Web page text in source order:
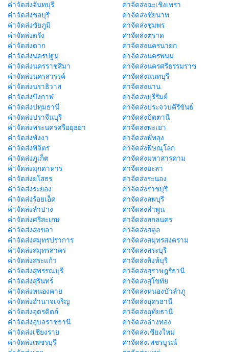
ค่าจัดส่งจันทบุรี
ค่าจัดส่งฉะเชิงเทรา
ค่าจัดส่งชลบุรี
ค่าจัดส่งชัยนาท
ค่าจัดส่งชัยภูมิ
ค่าจัดส่งชุมพร
ค่าจัดส่งตรัง
ค่าจัดส่งตราด
ค่าจัดส่งตาก
ค่าจัดส่งนครนายก
ค่าจัดส่งนครปฐม
ค่าจัดส่งนครพนม
ค่าจัดส่งนครราชสีมา
ค่าจัดส่งนครศรีธรรมราช
ค่าจัดส่งนครสวรรค์
ค่าจัดส่งนนทบุรี
ค่าจัดส่งนราธิวาส
ค่าจัดส่งน่าน
ค่าจัดส่งบึงกาฬ
ค่าจัดส่งบุรีรัมย์
ค่าจัดส่งปทุมธานี
ค่าจัดส่งประจวบคีรีขันธ์
ค่าจัดส่งปราจีนบุรี
ค่าจัดส่งปัตตานี
ค่าจัดส่งพระนครศรีอยุธยา
ค่าจัดส่งพะเยา
ค่าจัดส่งพังงา
ค่าจัดส่งพัทลุง
ค่าจัดส่งพิจิตร
ค่าจัดส่งพิษณุโลก
ค่าจัดส่งภูเก็ต
ค่าจัดส่งมหาสารคาม
ค่าจัดส่งมุกดาหาร
ค่าจัดส่งยะลา
ค่าจัดส่งยโสธร
ค่าจัดส่งระนอง
ค่าจัดส่งระยอง
ค่าจัดส่งราชบุรี
ค่าจัดส่งร้อยเอ็ด
ค่าจัดส่งลพบุรี
ค่าจัดส่งลำปาง
ค่าจัดส่งลำพูน
ค่าจัดส่งศรีสะเกษ
ค่าจัดส่งสกลนคร
ค่าจัดส่งสงขลา
ค่าจัดส่งสตูล
ค่าจัดส่งสมุทรปราการ
ค่าจัดส่งสมุทรสงคราม
ค่าจัดส่งสมุทรสาคร
ค่าจัดส่งสระบุรี
ค่าจัดส่งสระแก้ว
ค่าจัดส่งสิงห์บุรี
ค่าจัดส่งสุพรรณบุรี
ค่าจัดส่งสุราษฎร์ธานี
ค่าจัดส่งสุรินทร์
ค่าจัดส่งสุโขทัย
ค่าจัดส่งหนองคาย
ค่าจัดส่งหนองบัวลำภู
ค่าจัดส่งอำนาจเจริญ
ค่าจัดส่งอุดรธานี
ค่าจัดส่งอุตรดิตถ์
ค่าจัดส่งอุทัยธานี
ค่าจัดส่งอุบลราชธานี
ค่าจัดส่งอ่างทอง
ค่าจัดส่งเชียงราย
ค่าจัดส่งเชียงใหม่
ค่าจัดส่งเพชรบุรี
ค่าจัดส่งเพชรบูรณ์